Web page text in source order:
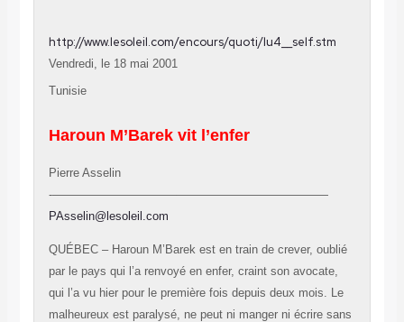
http://www.lesoleil.com/encours/quoti/lu4
Vendredi, le 18 mai 2001
Haroun M’Barek vit l’enfer
——————————-
PAsselin@lesoleil.com
QUÉBEC – Haroun M’Barek est en train de
par le pays qui l’a renvoyé en enfer, craint son
qui l’a vu hier pour le première fois depuis deux
malheureux est paralysé, ne peut ni manger ni